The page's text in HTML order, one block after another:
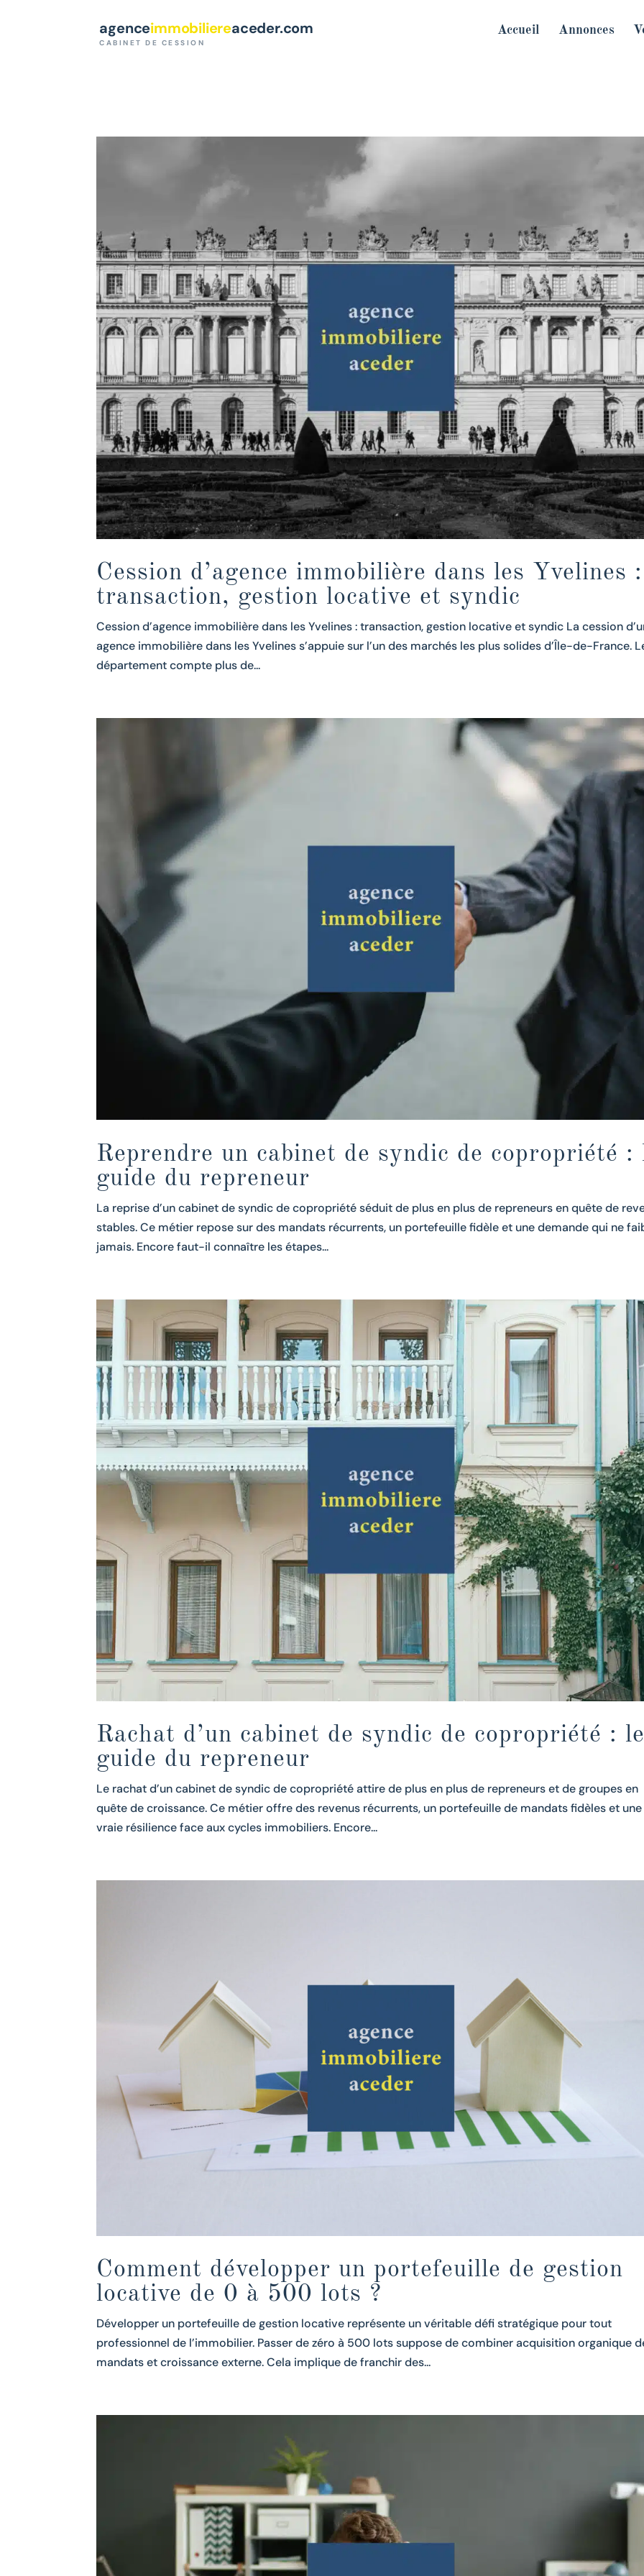
agenceimmobiliereaceder.com
CABINET DE CESSION
Accueil Annonces
Cession d’agence immobilière dans les Yvelines :
transaction, gestion locative et syndic
Cession d’agence immobilière dans les Yvelines : transaction, gestion locative et syndic La cession
agence immobilière dans les Yvelines s’appuie sur l’un des marchés les plus solides d’Île-de-France.
département compte plus de...
Reprendre un cabinet de syndic de copropriété :
guide du repreneur
La reprise d’un cabinet de syndic de copropriété séduit de plus en plus de repreneurs en quête de
stables. Ce métier repose sur des mandats récurrents, un portefeuille fidèle et une demande qui ne
jamais. Encore faut-il connaître les étapes...
Rachat d’un cabinet de syndic de copropriété :
guide du repreneur
Le rachat d’un cabinet de syndic de copropriété attire de plus en plus de repreneurs et de groupes en
quête de croissance. Ce métier offre des revenus récurrents, un portefeuille de mandats fidèles et une
vraie résilience face aux cycles immobiliers. Encore...
Comment développer un portefeuille de gestion
locative de 0 à 500 lots ?
Développer un portefeuille de gestion locative représente un véritable défi stratégique pour tout
professionnel de l’immobilier. Passer de zéro à 500 lots suppose de combiner acquisition organique
mandats et croissance externe. Cela implique de franchir des...